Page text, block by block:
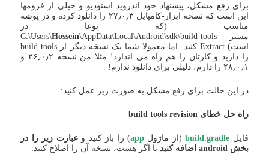
برای رفع مشکل، پیشنهاد خود اندروید استودیو و خیلی از فرومها
این است که نسخه ابزار-کامپایل ۲۷٫۰٫۳ را دانلود کرده و در پوشه
مناسب (که نوعا در
مسیر C:\Users\
Hossein\AppData\Local\Android\sdk\build-tools
است) Extract کنید. اما معمولا شما یک نسخه دیگر از build tools
را دارید و کارتان را هم راه می اندازد! مثلا من نسخه ۲۶٫۰٫۲ و
۲۸٫۰٫۱ را دارم، دلیلی برای دانلود ندارم!
در این حالت برای رفع مشکل به صورت زیر عمل کنید:
راه حل خطای build tools revision
فایل build.gradle(از ماژول app) را باز کنید وعبارت زیر را در
بخش android اضافه کنید
یا اگر هست، نسخه آن را اصلاح کنید: